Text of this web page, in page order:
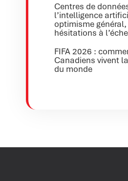
Centres de
l’intelligence
optimisme
hésitations à
FIFA 2026 :
Canadiens vivent
du monde